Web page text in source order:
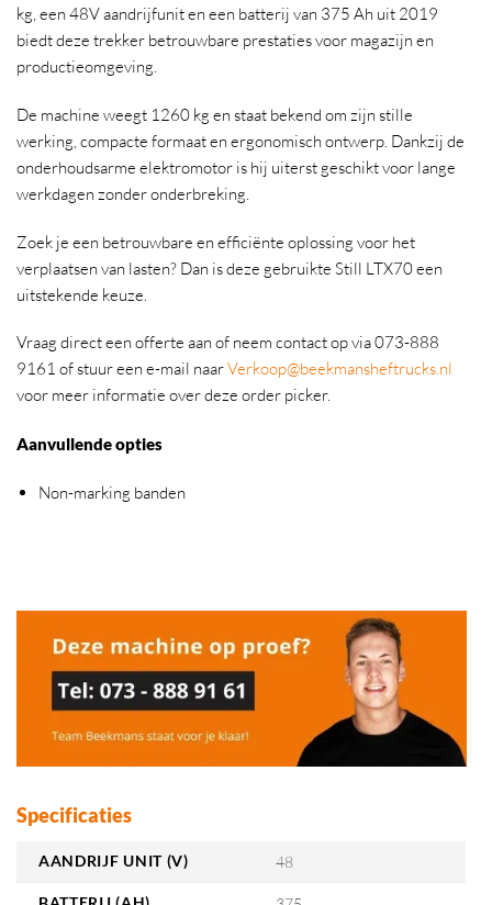
kg, een 48V aandrijfunit en een batterij van 375 Ah uit 2019
biedt deze trekker betrouwbare prestaties voor magazijn en
productieomgeving.
De machine weegt 1260 kg en staat bekend om zijn stille
werking, compacte formaat en ergonomisch ontwerp. Dankzij de
onderhoudsarme elektromotor is hij uiterst geschikt voor lange
werkdagen zonder onderbreking.
Zoek je een betrouwbare en efficiënte oplossing voor het
verplaatsen van lasten? Dan is deze gebruikte Still LTX70 een
uitstekende keuze.
Vraag direct een offerte aan of neem contact op via 073-888
9161 of stuur een e-mail naarVerkoop@beekmansheftrucks.nl
voor meer informatie over deze order picker.
Aanvullende opties
Non-marking banden
Specificaties
AANDRIJF UNIT (V) 48